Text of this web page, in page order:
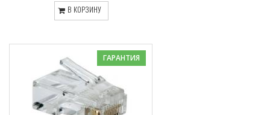
В КОРЗИНУ
ГАРАНТИЯ